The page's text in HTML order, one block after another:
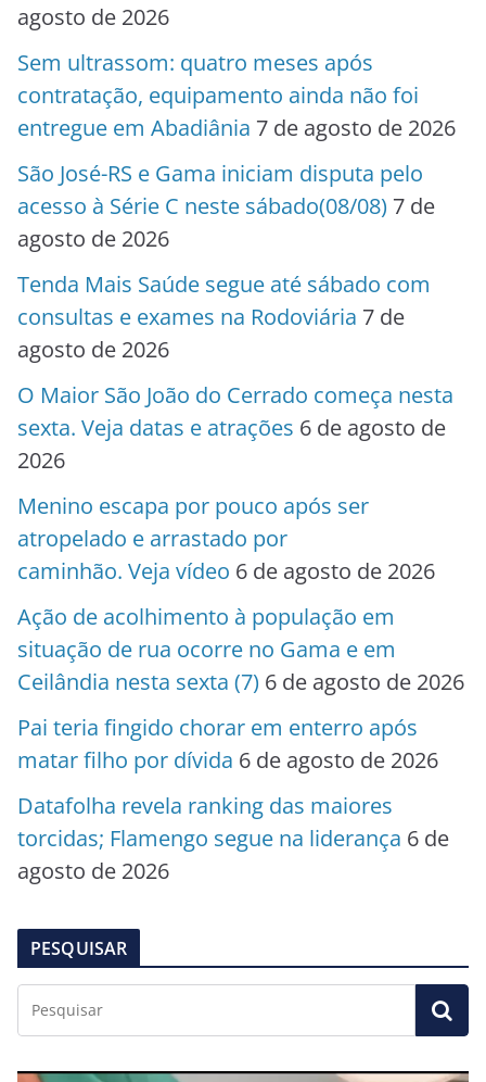
agosto de 2026
Sem ultrassom: quatro meses após
contratação, equipamento ainda não foi
entregue em Abadiânia 7 de agosto de 2026
São José-RS e Gama iniciam disputa pelo
acesso à Série C neste sábado(08/08) 7 de
agosto de 2026
Tenda Mais Saúde segue até sábado com
consultas e exames na Rodoviária 7 de
agosto de 2026
O Maior São João do Cerrado começa nesta
sexta. Veja datas e atrações 6 de agosto de
2026
Menino escapa por pouco após ser
atropelado e arrastado por
caminhão. Veja vídeo 6 de agosto de 2026
Ação de acolhimento à população em
situação de rua ocorre no Gama e em
Ceilândia nesta sexta (7) 6 de agosto de 2026
Pai teria fingido chorar em enterro após
matar filho por dívida 6 de agosto de 2026
Datafolha revela ranking das maiores
torcidas; Flamengo segue na liderança 6 de
agosto de 2026
PESQUISAR